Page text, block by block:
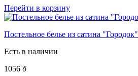
Перейти в корзину
Постельное белье из сатина "Городок"
Есть в наличии
1056 б